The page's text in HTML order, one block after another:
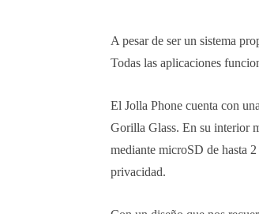
A pesar de ser un sistema
Todas las aplicaciones
El Jolla Phone cuenta con una
Gorilla Glass. En su interior
mediante microSD de hasta
privacidad.